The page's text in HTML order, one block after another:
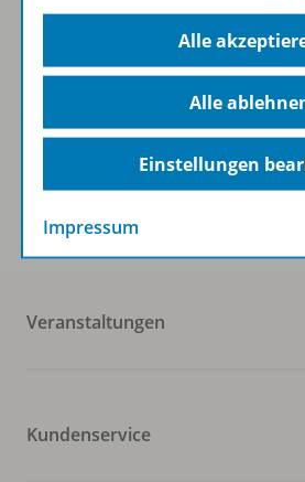
Folgen Sie uns auf Social Media
Veranstaltungen
Kundenservice
Alle
Alle
Einstellungen
Impressum